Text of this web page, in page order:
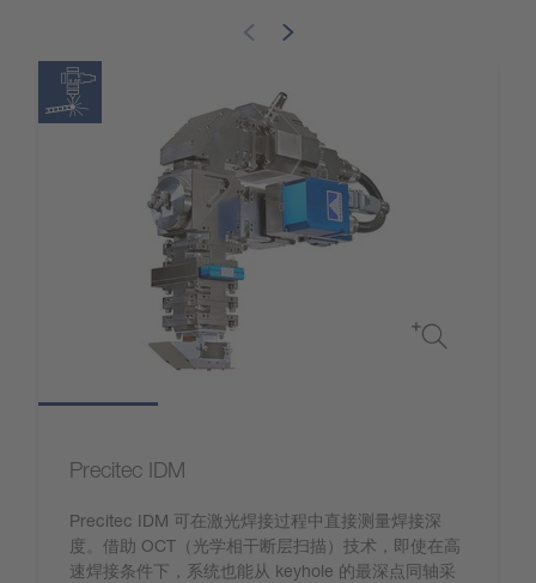
Precitec IDM
Precitec IDM 可在激光焊接过程中直接测量焊接深
度。借助 OCT（光学相干断层扫描）技术，即使在高
速焊接条件下，系统也能从 keyhole 的最深点同轴采